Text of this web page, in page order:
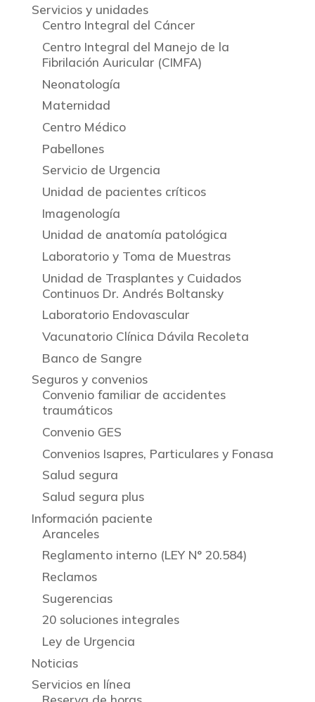
Servicios y unidades
Centro Integral del Cáncer
Centro Integral del Manejo de la
Fibrilación Auricular (CIMFA)
Neonatología
Maternidad
Centro Médico
Pabellones
Servicio de Urgencia
Unidad de pacientes críticos
Imagenología
Unidad de anatomía patológica
Laboratorio y Toma de Muestras
Unidad de Trasplantes y Cuidados
Continuos Dr. Andrés Boltansky
Laboratorio Endovascular
Vacunatorio Clínica Dávila Recoleta
Banco de Sangre
Seguros y convenios
Convenio familiar de accidentes
traumáticos
Convenio GES
Convenios Isapres, Particulares y Fonasa
Salud segura
Salud segura plus
Información paciente
Aranceles
Reglamento interno (LEY N° 20.584)
Reclamos
Sugerencias
20 soluciones integrales
Ley de Urgencia
Noticias
Servicios en línea